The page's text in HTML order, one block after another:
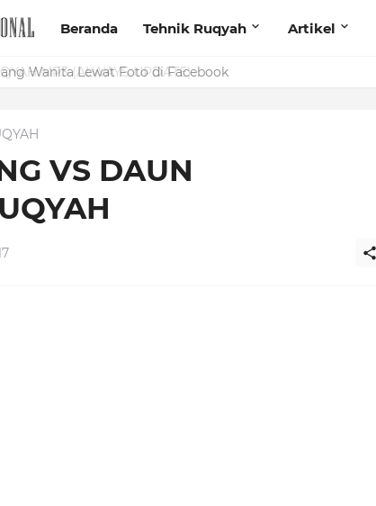
Beranda Tehnik Ruqyah Artikel
Wanita Lewat Foto di Facebook
VS DAUN